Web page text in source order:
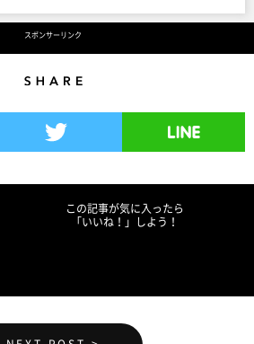
スポンサーリンク
この記事が気に入ったら
「いいね！」しよう！